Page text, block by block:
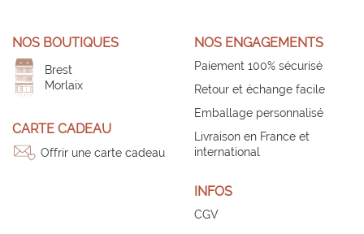
NOS BOUTIQUES
Brest
Morlaix
CARTE CADEAU
Offrir une carte cadeau
NOS ENGAGEMENTS
Paiement 100% sécurisé
Retour et échange facile
Emballage personnalisé
Livraison en France et
international
INFOS
CGV